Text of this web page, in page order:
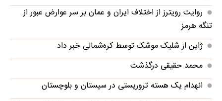
روایت رویترز از اختلاف ایران و عمان بر سر عوارض عبور از
تنگه هرمز
ژاپن از شلیک موشک توسط کره‌شمالی خبر داد
محمد حقیقی درگذشت
انهدام یک هسته تروریستی در سیستان و بلوچستان